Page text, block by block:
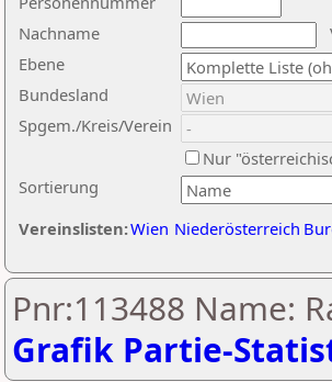
Nachname
Ebene
Sortierung
Bundesland
Spgem./Kreis/Verein
Nur
Vereinslisten:Wien Niederösterreich
Pnr:113488 Name:
Grafik Partie-